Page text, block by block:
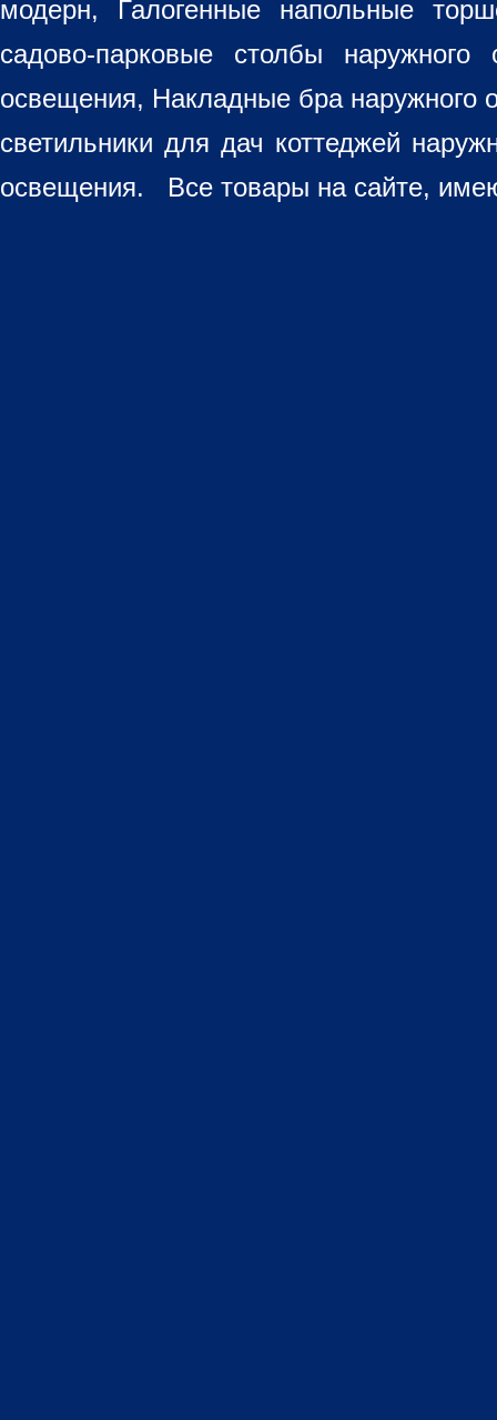
модерн, Галогенные напольные
садово-парковые столбы
освещения, Накладные бра наружного
светильники для дач коттеджей
освещения. Все товары на сайте,